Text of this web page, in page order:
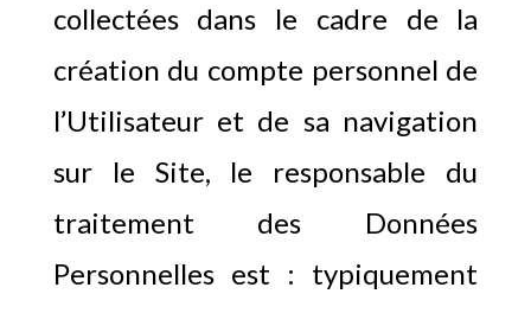
collectées dans le cadre de la
création du compte personnel de
l’Utilisateur et de sa navigation
sur le Site, le responsable du
traitement des Données
Personnelles est : typiquement